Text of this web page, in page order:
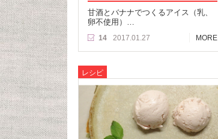
甘酒とバナナでつくるアイス（乳、
卵不使用）…
14 2017.01.27
MORE
レシピ